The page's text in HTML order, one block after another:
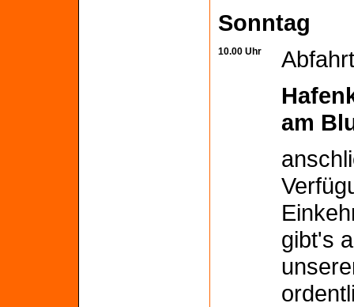
Sonntag
10.00 Uhr
am
gibt's